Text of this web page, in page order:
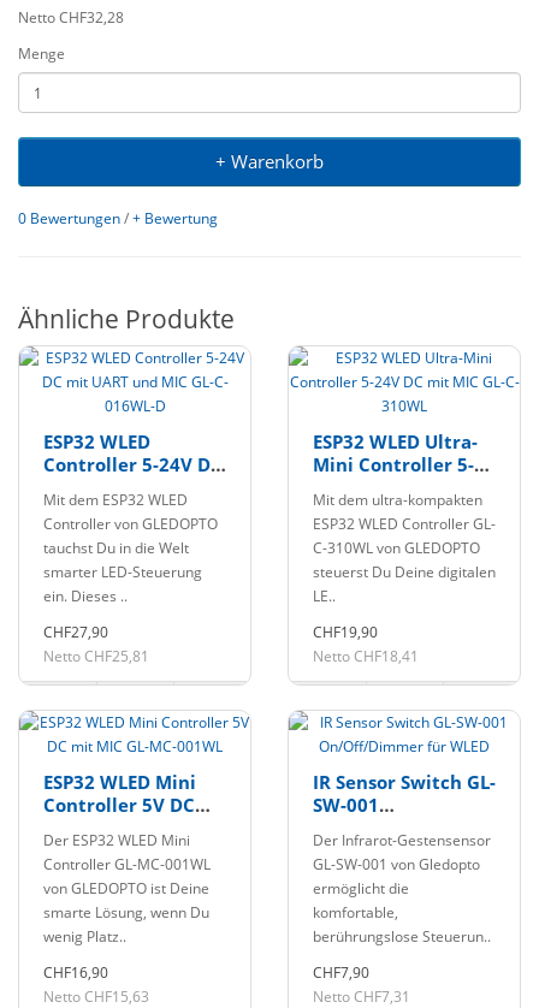
Netto CHF32,28
Menge
+ Warenkorb
0 Bewertungen/+ Bewertung
Ähnliche Produkte
ESP32 WLED
Controller 5-24V DC
GL-C-016WL-D
Mit dem ESP32 WLED
Controller von GLEDOPTO
tauchst Du in die Welt
smarter LED-Steuerung
ein. Dieses ..
CHF27,90
Netto CHF25,81
ESP32 WLED Ultra-
Mini Controller 5-
C-310WL
Mit dem ultra-kompakten
ESP32 WLED Controller GL-
C-310WL von GLEDOPTO
steuerst Du Deine digitalen
LE..
CHF19,90
Netto CHF18,41
ESP32 WLED Mini
Controller 5V DC
001WL
Der ESP32 WLED Mini
Controller GL-MC-001WL
von GLEDOPTO ist Deine
smarte Lösung, wenn Du
wenig Platz..
CHF16,90
Netto CHF15,63
IR Sensor Switch GL-
SW-001
WLED
Der Infrarot-Gestensensor
GL-SW-001 von Gledopto
ermöglicht die
komfortable,
berührungslose Steuerun..
CHF7,90
Netto CHF7,31